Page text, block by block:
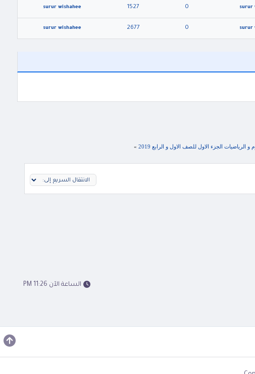
surur
0
1527
surur wishahee
surur
0
2677
surur wishahee
الرياضيات الجزء الاول للصف الاول و الرابع 2019 »
الساعة الآن 11:26 PM